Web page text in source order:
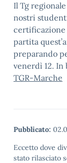
Il Tg
nostri
certificazione
partita
preparando
venerdì 12. In
TGR-Marche
Pubblicato:
Eccetto dove
stato rilasciato